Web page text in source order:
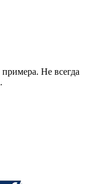
Не всегда